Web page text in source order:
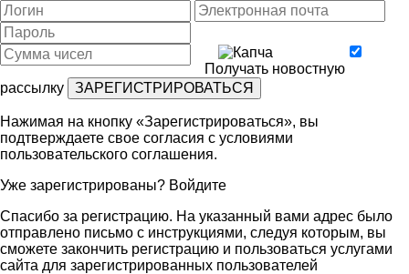
Получать новостную
рассылку
Нажимая на кнопку «Зарегистрироваться», вы
подтверждаете свое согласия с условиями
пользовательского соглашения.
Уже зарегистрированы? Войдите
Спасибо за регистрацию. На указанный вами адрес было
отправлено письмо с инструкциями, следуя которым, вы
сможете закончить регистрацию и пользоваться услугами
сайта для зарегистрированных пользователей